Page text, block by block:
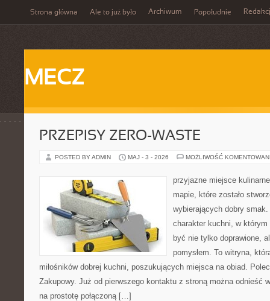
Strona główna Ale to już było Archiwum Popołudnie
MECZ
PRZEPISY ZERO-WASTE
POSTED BY ADMIN MAJ - 3 - 2026 MOŻLIWOŚĆ
przyjazne miejsce
mapie, które zostało
wybierających dobry
charakter kuchni, w
być nie tylko doprawione,
pomysłem. To witryna,
miłośników dobrej kuchni, poszukujących miejsca na obiad.
Zakupowy. Już od pierwszego kontaktu z stroną można odnieść
na prostotę połączoną […]